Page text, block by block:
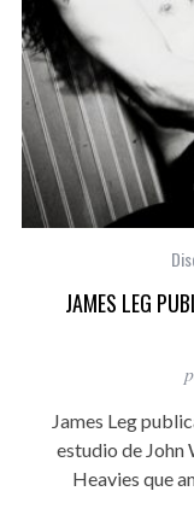
JAMES LEG
James Leg
estudio de John
Heavies que